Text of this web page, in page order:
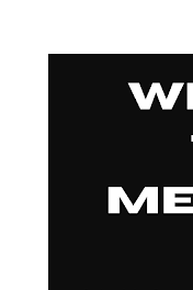
的。 这一点如果第一
完成返还手续后，工作
过一次。 因此，我误
再携带了。 工作人员
就一直有效，而是每次
示。 由于这是我第一